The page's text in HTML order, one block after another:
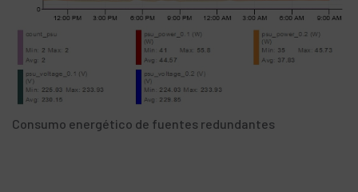
Consumo energético de fuentes redundantes